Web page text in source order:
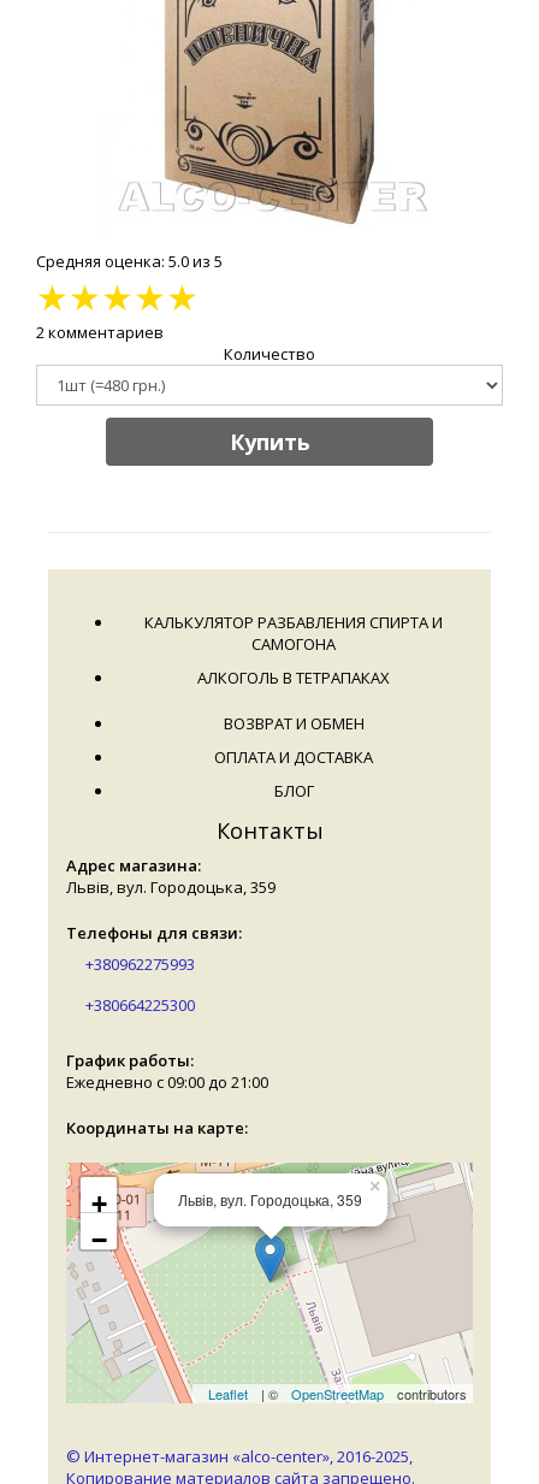
Средняя оценка: 5.0 из 5
★★★★★
2 комментариев
Количество
Купить
КАЛЬКУЛЯТОР РАЗБАВЛЕНИЯ СПИРТА И
САМОГОНА
АЛКОГОЛЬ В ТЕТРАПАКАХ
ВОЗВРАТ И ОБМЕН
ОПЛАТА И ДОСТАВКА
БЛОГ
Контакты
Адрес магазина:
Львів, вул. Городоцька, 359
Телефоны для связи:
+380962275993
+380664225300
График работы:
Ежедневно с 09:00 до 21:00
Координаты на карте:
Львів, вул. Городоцька, 359
×
+
−
Leaflet | © OpenStreetMap contributors
© Интернет-магазин «alco-center», 2016-2025,
Копирование материалов сайта запрещено.